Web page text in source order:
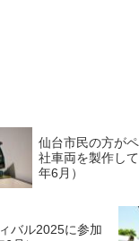
仙台市民の方が
社車両を製作し
年6月）
バル2025に参加